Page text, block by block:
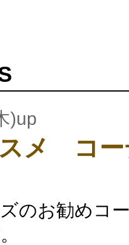
)up
メ コー
のお勧めコ